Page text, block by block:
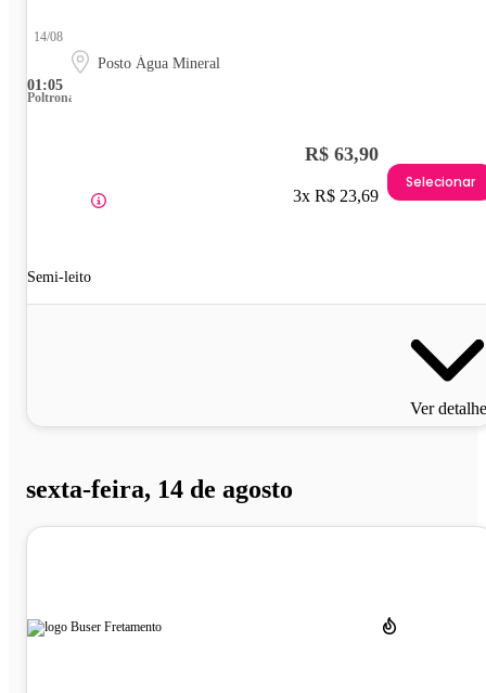
01:05
14/08
Posto Água Mineral
Poltrona
Semi-leito
R$ 63,90
3x R$ 23,69
Selecionar
Ver
sexta-feira, 14 de agosto